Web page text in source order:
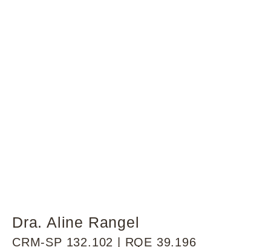
Dra. Aline Rangel
CRM-SP 132.102 | RQE 39.196